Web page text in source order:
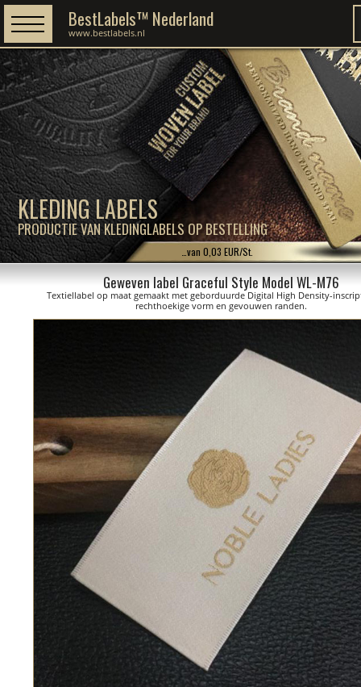
KLEDING LABELS
PRODUCTIE VAN KLEDINGLABELS OP BESTELLING
BestLabels™ Nederland
www.bestlabels.nl
…van 0,03 EUR/St.
Geweven label Graceful Style Model WL-M76
Textiellabel op maat gemaakt met geborduurde Digital High Density-
rechthoekige vorm en gevouwen randen.